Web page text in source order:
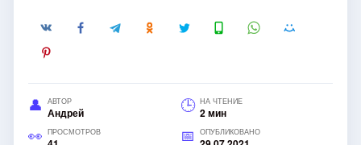
АВТОР
Андрей
НА ЧТЕНИЕ
2 мин
ПРОСМОТРОВ ОПУБЛИКОВАНО